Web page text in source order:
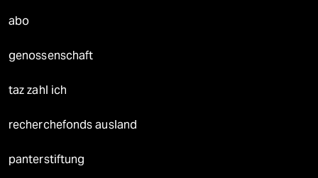
abo
genossenschaft
taz zahl ich
recherchefonds ausland
panterstiftung